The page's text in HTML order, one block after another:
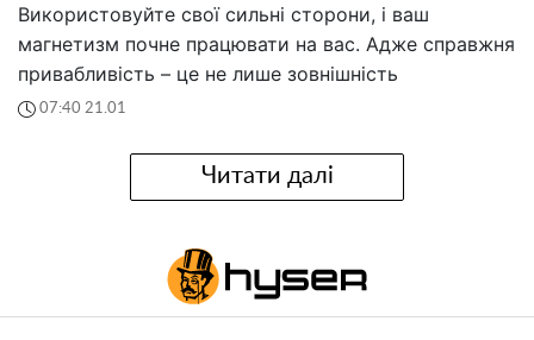
Використовуйте свої сильні сторони, і ваш
магнетизм почне працювати на вас. Адже справжня
привабливість – це не лише зовнішність
07:40 21.01
Читати далі